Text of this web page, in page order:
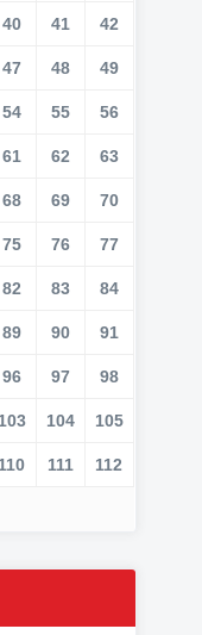
40 41 42
47 48 49
54 55 56
61 62 63
68 69 70
75 76 77
82 83 84
89 90 91
96 97 98
103 104 105
110 111 112